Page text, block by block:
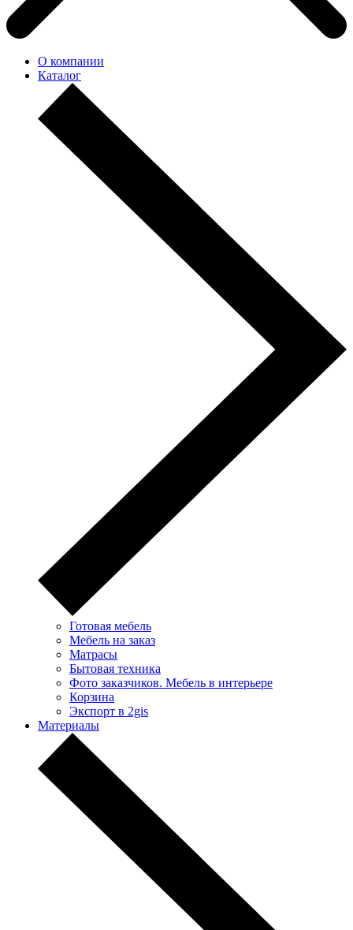
О компании
Каталог
Готовая мебель
Мебель на заказ
Матрасы
Бытовая техника
Фото заказчиков. Мебель в интерьере
Корзина
Экспорт в 2gis
Материалы